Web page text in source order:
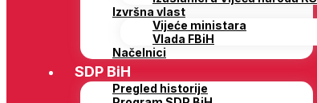
Izvršna vlast
Vijeće ministara
Vlada FBiH
Načelnici
SDP BiH
Pregled historije